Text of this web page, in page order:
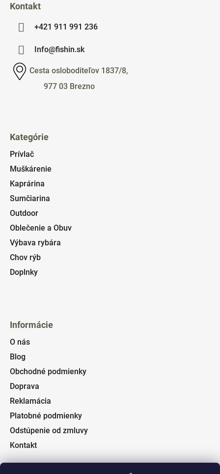
Kontakt
+421 911 991 236
Info@fishin.sk
Cesta osloboditeľov 1837/8,
977 03 Brezno
Kategórie
Prívlač
Muškárenie
Kaprárina
Sumčiarina
Outdoor
Oblečenie a Obuv
Výbava rybára
Chov rýb
Doplnky
Informácie
O nás
Blog
Obchodné podmienky
Doprava
Reklamácia
Platobné podmienky
Odstúpenie od zmluvy
Kontakt